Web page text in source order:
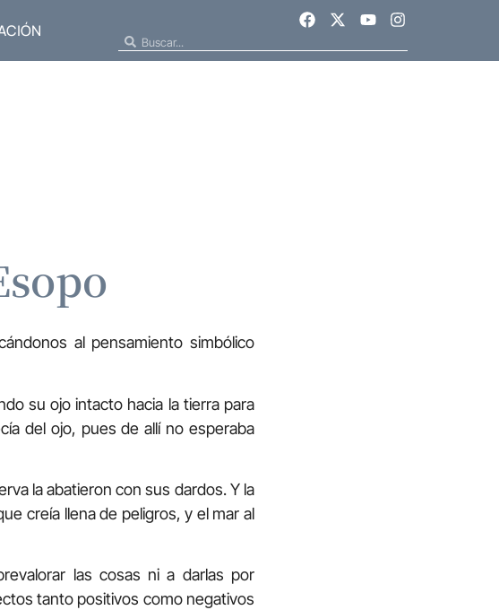
al pensamiento simbólico
su ojo intacto hacia la tierra para
del ojo, pues de allí no esperaba
la abatieron con sus dardos. Y la
creía llena de peligros, y el mar al
las cosas ni a darlas por
tanto positivos como negativos